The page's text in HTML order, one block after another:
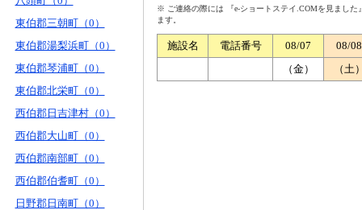
東伯郡三朝町（0）
東伯郡湯梨浜町（0）
東伯郡琴浦町（0）
東伯郡北栄町（0）
西伯郡日吉津村（0）
西伯郡大山町（0）
西伯郡南部町（0）
西伯郡伯耆町（0）
日野郡日南町（0）
※ ご連絡の際には 『e-ショートステイ.COMを見まし
ます。
施設名 電話番号 08/07
08/08
（金）
（土